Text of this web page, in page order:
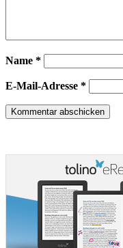
Name *
E-Mail-Adresse *